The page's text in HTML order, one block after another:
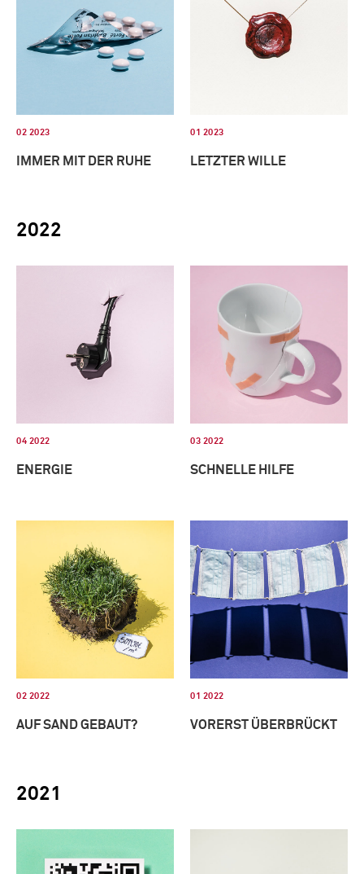
02 2023
IMMER MIT DER RUHE
01 2023
LETZTER WILLE
2022
04 2022
ENERGIE
03 2022
SCHNELLE HILFE
02 2022
AUF SAND GEBAUT?
01 2022
VORERST ÜBERBRÜCKT
2021